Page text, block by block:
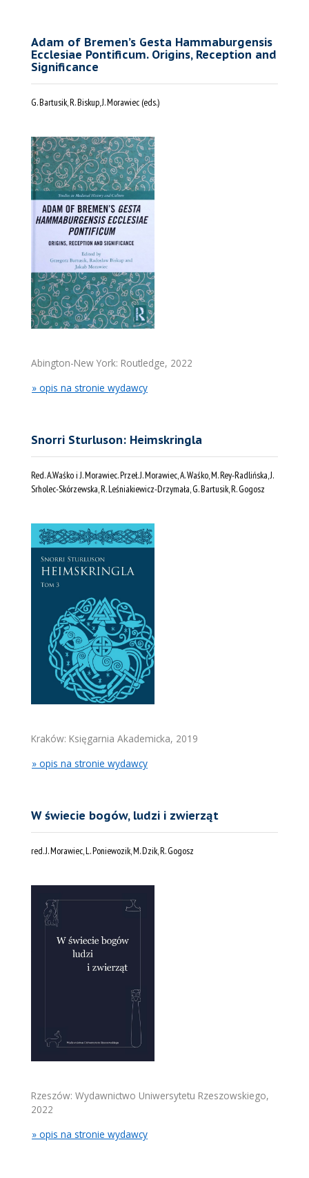
Adam of Bremen’s Gesta Hammaburgensis
Ecclesiae Pontificum. Origins, Reception and
Significance
G. Bartusik, R. Biskup, J. Morawiec (eds.)
Abington-New York: Routledge, 2022
» opis na stronie wydawcy
Snorri Sturluson: Heimskringla
Red. A.Waśko i J. Morawiec. Przeł. J. Morawiec, A. Waśko, M. Rey-Radlińska, J.
Srholec-Skórzewska, R. Leśniakiewicz-Drzymała, G.Bartusik, R. Gogosz
Kraków: Księgarnia Akademicka, 2019
» opis na stronie wydawcy
W świecie bogów, ludzi i zwierząt
red. J. Morawiec, L. Poniewozik, M. Dzik, R. Gogosz
Rzeszów: Wydawnictwo Uniwersytetu Rzeszowskiego,
2022
» opis na stronie wydawcy